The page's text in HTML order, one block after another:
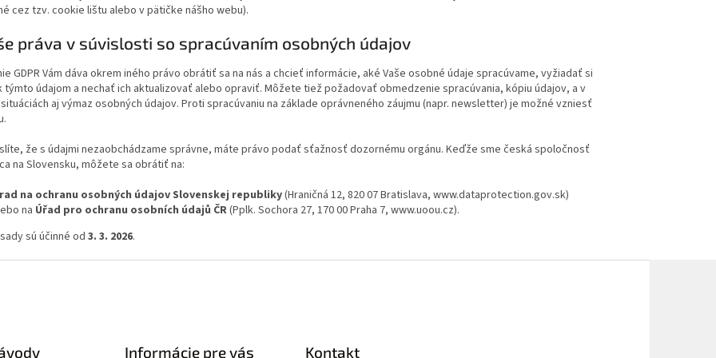
cez tzv. cookie lištu alebo v pätičke nášho webu).
práva v súvislosti so spracúvaním osobných údajov
GDPR Vám dáva okrem iného právo obrátiť sa na nás a chcieť informácie, aké Vaše osobné údaje spracúvame, vyžiadať si
týmto údajom a nechať ich aktualizovať alebo opraviť. Môžete tiež požadovať obmedzenie spracúvania, kópiu údajov, a v
aj výmaz osobných údajov. Proti spracúvaniu na základe oprávneného záujmu (napr. newsletter) je možné vzniesť
že s údajmi nezaobchádzame správne, máte právo podať sťažnosť dozornému orgánu. Keďže sme česká spoločnosť
na Slovensku, môžete sa obrátiť na:
na ochranu osobných údajov Slovenskej republiky(Hraničná 12, 820 07 Bratislava, www.dataprotection.gov.sk)
na Úřad pro ochranu osobních údajů ČR(Pplk. Sochora 27, 170 00 Praha 7, www.uoou.cz).
sú účinné od 3. 3. 2026.
Informácie pre vás Kontakt